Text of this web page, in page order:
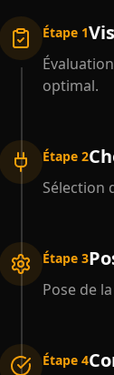
Étape 1
optimal.
Étape 2
Sélection
Étape 3
Pose de
Étape 4